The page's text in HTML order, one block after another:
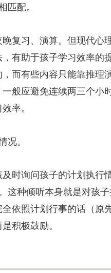
配。
习、演算。但现代心
有助于孩子学习效率的
而有些内容只能靠推理
般应避免连续两三个小
率。
。
询问孩子的计划执行
这种倾听本身就是对孩
依照计划行事的话（原
积极鼓励。